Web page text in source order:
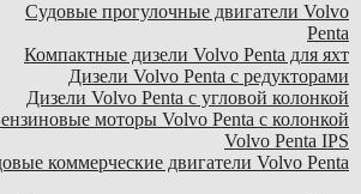
Судовые прогулочные двигатели Volvo
Penta
Компактные дизели Volvo Penta для яхт
Дизели Volvo Penta с редукторами
Дизели Volvo Penta с угловой колонкой
моторы Volvo Penta с колонкой
Volvo Penta IPS
коммерческие двигатели Volvo Penta